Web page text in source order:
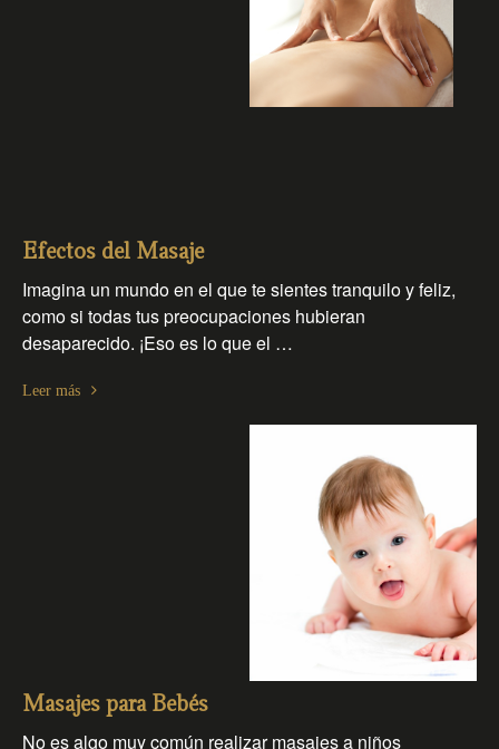
Efectos del Masaje
Imagina un mundo en el que te sientes tranquilo y feliz,
como si todas tus preocupaciones hubieran
desaparecido. ¡Eso es lo que el …
Leer más
Masajes para Bebés
No es algo muy común realizar masajes a niños